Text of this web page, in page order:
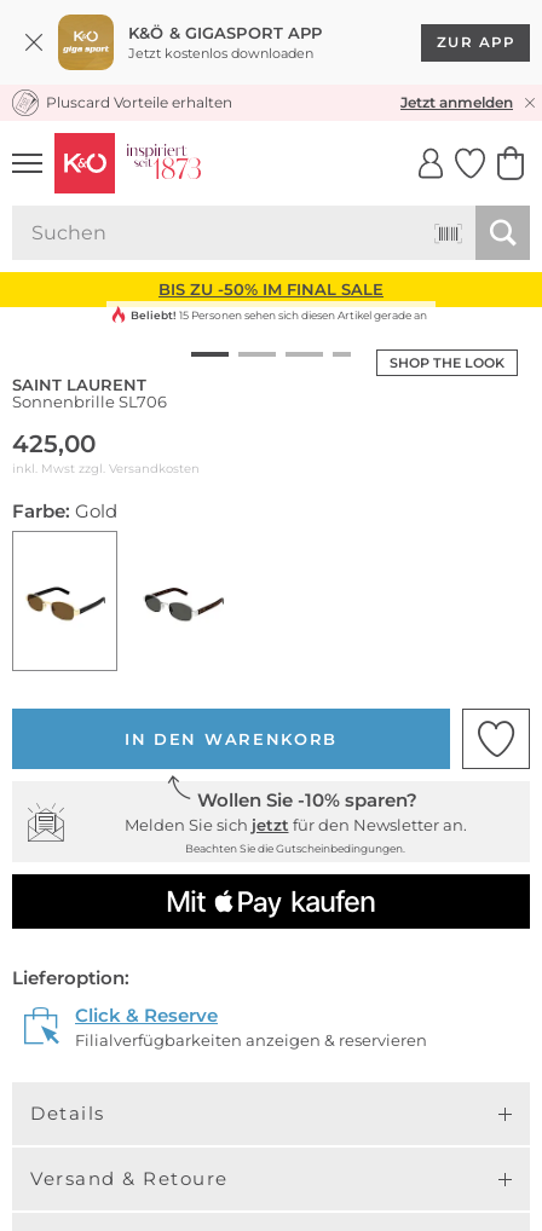
K&Ö & GIGASPORT APP
Jetzt kostenlos downloaden
ZUR APP
KOSTENLOSER VERSAND* & RÜCKVERSAND
Pluscard Vorteile erhalten Jetzt anmelden
UNSERE APP
CLICK &
BIS ZU -50% IM FINAL SALE
SHOP THE LOOK
Beliebt! 15 Personen sehen sich diesen Artikel gerade an
SAINT LAURENT
Sonnenbrille SL706
425,00
inkl. Mwst zzgl. Versandkosten
Farbe: Gold
IN DEN WARENKORB
Wollen Sie -10% sparen?
Melden Sie sich jetzt für den Newsletter an.
Beachten Sie die Gutscheinbedingungen.
Lieferoption:
Click & Reserve
Filialverfügbarkeiten anzeigen & reservieren
Details
Versand & Retoure